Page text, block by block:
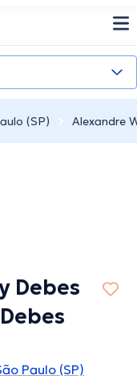
(SP) Alexandre
Debes
Paulo (SP)